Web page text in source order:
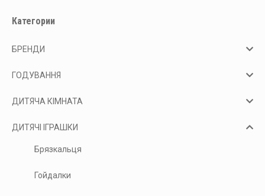
Категории
БРЕНДИ
ГОДУВАННЯ
ДИТЯЧА КІМНАТА
ДИТЯЧІ ІГРАШКИ
Брязкальця
Гойдалки